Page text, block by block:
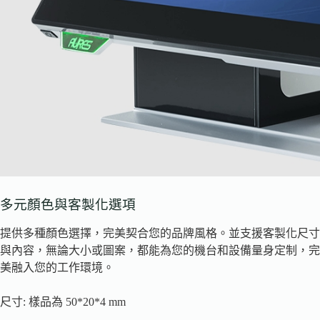
多元顏色與客製化選項
提供多種顏色選擇，完美契合您的品牌風格。並支援客製化尺寸
與內容，無論大小或圖案，都能為您的機台和設備量身定制，完
美融入您的工作環境。
尺寸: 樣品為 50*20*4 mm